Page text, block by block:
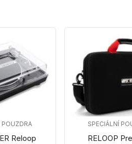
Reloop
POUZDRA
RELOOP
SPECIÁLNÍ